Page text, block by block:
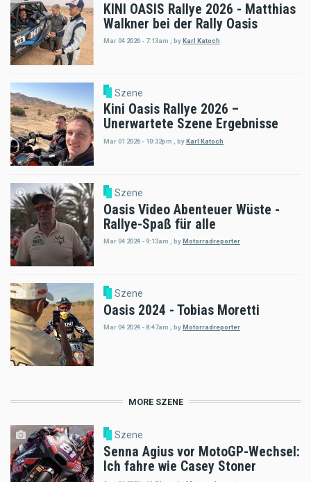
KINI OASIS Rallye 2026 - Matthias
Walkner bei der Rally Oasis
Mar 04 2026 - 7:13am byKarl Katoch
Szene
Kini Oasis Rallye 2026 –
Unerwartete Szene Ergebnisse
Mar 01 2026 - 10:32pm byKarl Katoch
Szene
Oasis Video Abenteuer Wüste -
Rallye-Spaß für alle
Mar 04 2024 - 9:13am , by Motorradreporter
Szene
Oasis 2024 - Tobias Moretti
Mar 04 2024 - 8:47am , byMotorradreporter
MORE SZENE
Szene
Senna Agius vor MotoGP-Wechsel:
Ich fahre wie Casey Stoner